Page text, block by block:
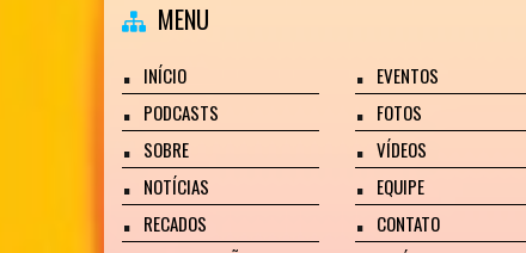
MENU
INÍCIO
PODCASTS
SOBRE
NOTÍCIAS
RECADOS
EVENTOS
FOTOS
VÍDEOS
EQUIPE
CONTATO